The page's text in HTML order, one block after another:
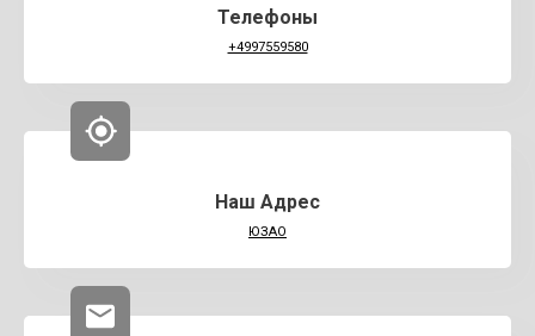
Телефоны
+4997559580
Наш Адрес
ЮЗАО